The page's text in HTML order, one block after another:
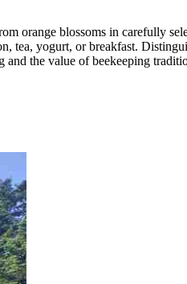
orange blossoms in carefully
tea, yogurt, or breakfast.
the value of beekeeping